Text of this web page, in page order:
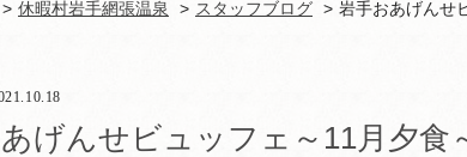
休暇村岩手網張温泉 スタッフブログ 岩手おあげんせ
げんせビュッフェ～11月夕食